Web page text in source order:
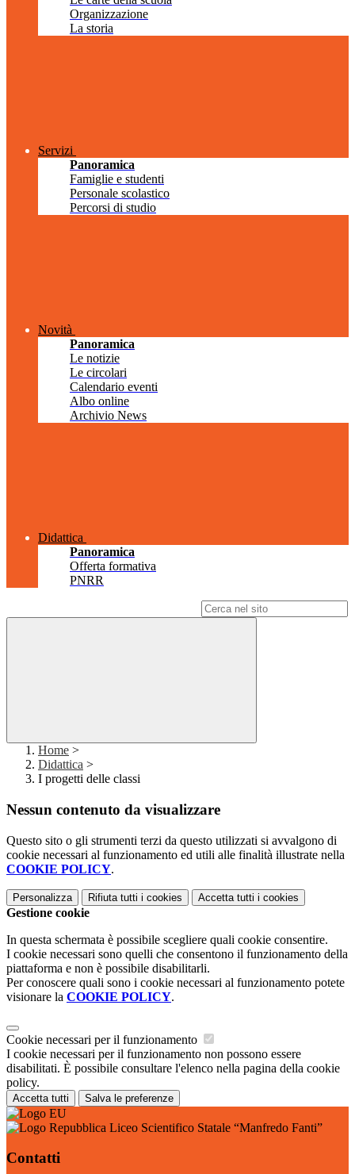
Organizzazione
La storia
Servizi
Panoramica
Famiglie e studenti
Personale scolastico
Percorsi di studio
Novità
Panoramica
Le notizie
Le circolari
Calendario eventi
Albo online
Archivio News
Didattica
Panoramica
Offerta formativa
PNRR
Home >
Didattica >
I progetti delle classi
Nessun contenuto da visualizzare
Questo sito o gli strumenti terzi da questo utilizzati si avvalgono di
cookie necessari al funzionamento ed utili alle finalità illustrate nella
COOKIE POLICY.
Personalizza Rifiuta tutti i cookies Accetta tutti i cookies
Gestione cookie
In questa schermata è possibile scegliere quali cookie consentire.
I cookie necessari sono quelli che consentono il funzionamento della
piattaforma e non è possibile disabilitarli.
Per conoscere quali sono i cookie necessari al funzionamento potete
visionare la COOKIE POLICY.
Cookie necessari per il funzionamento
I cookie necessari per il funzionamento non possono essere
disabilitati. È possibile consultare l'elenco nella pagina della cookie
policy.
Accetta tutti Salva le preferenze
Liceo Scientifico Statale “Manfredo Fanti”
Contatti